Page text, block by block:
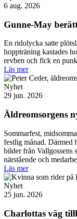
6 aug. 2026
Gunne-May
En ridolycka satte
hoppträning kastades
revben och fick en
Läs mer
Nyhet
29 jun. 2026
Äldreomsorgens
Sommarfest,
festlig månad. Därmed
bilder från Vallgossens
närstående och
Läs mer
Nyhet
25 jun. 2026
Charlottas väg